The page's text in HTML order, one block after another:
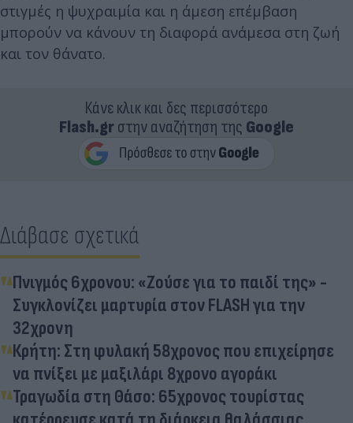
στιγμές η ψυχραιμία και η άμεση επέμβαση
μπορούν να κάνουν τη διαφορά ανάμεσα στη ζωή
και τον θάνατο.
Κάνε κλικ και δες περισσότερο
Flash.grστην αναζήτηση της Google
Διάβασε σχετικά
Πνιγμός 6χρονου: «Ζούσε για το παιδί της» -
Συγκλονίζει μαρτυρία στον FLASH για την
32χρονη
Κρήτη: Στη φυλακή 58χρονος που επιχείρησε
να πνίξει με μαξιλάρι 8χρονο αγοράκι
Τραγωδία στη Θάσο: 65χρονος τουρίστας